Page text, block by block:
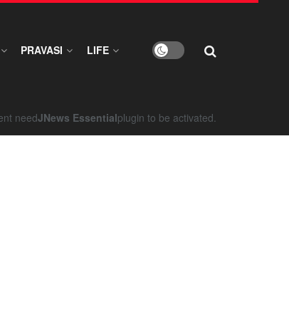
PRAVASI LIFE
needJNews Essentialplugin to be activated.